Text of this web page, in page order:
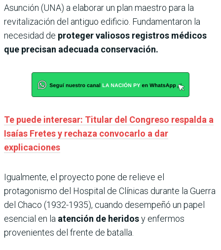
Asunción (UNA) a elaborar un plan maestro para la
revitalización del antiguo edificio. Fundamentaron la
necesidad de proteger valiosos registros médicos
que precisan adecuada conservación.
Te puede interesar: Titular del Congreso respalda a
Isaías Fretes y rechaza convocarlo a dar
explicaciones
Igualmente, el proyecto pone de relieve el
protagonismo del Hospital de Clínicas durante la Guerra
del Chaco (1932-1935), cuando desempeñó un papel
esencial en la atención de heridosy enfermos
provenientes del frente de batalla.